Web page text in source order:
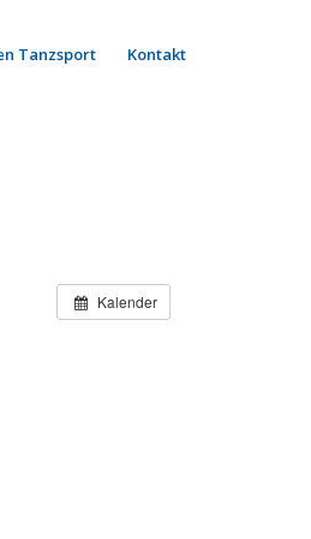
Tanzsport Kontakt
Kalender